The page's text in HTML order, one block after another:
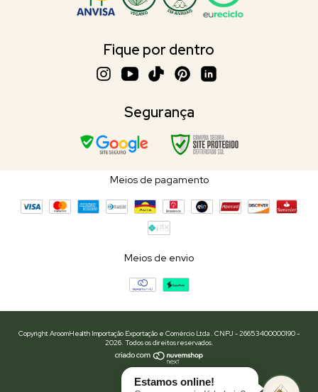
Fique por dentro
Segurança
Meios de pagamento
Meios de envio
Copyright AroomHealth Importação Exportação e Comércio Ltda . CNPJ - 26653400000190 -
2026. Todos os direitos reservados.
Estamos online!